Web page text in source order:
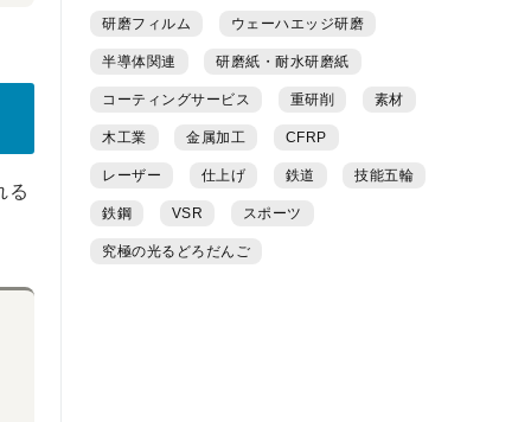
る
研磨フィルム ウェーハエッジ研磨
半導体関連 研磨紙・耐水研磨紙
コーティングサービス 重研削 素材
木工業 金属加工 CFRP
レーザー 仕上げ 鉄道 技能五輪
鉄鋼 VSR スポーツ
究極の光るどろだんご